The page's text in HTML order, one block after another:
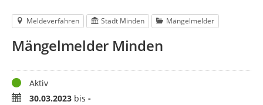
Meldeverfahren Stadt Minden Mängelmelder
Mängelmelder Minden
StatusAktiv
Zeitraum30.03.2023 bis -